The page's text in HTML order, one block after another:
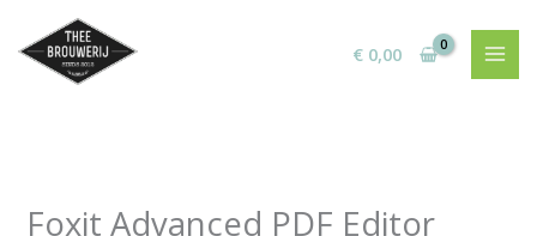
naar
€0,00
Foxit Advanced PDF Editor